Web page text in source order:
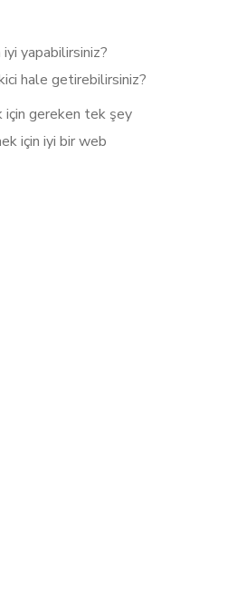
yapabilirsiniz?
hale getirebilirsiniz?
için gereken tek şey
için iyi bir web